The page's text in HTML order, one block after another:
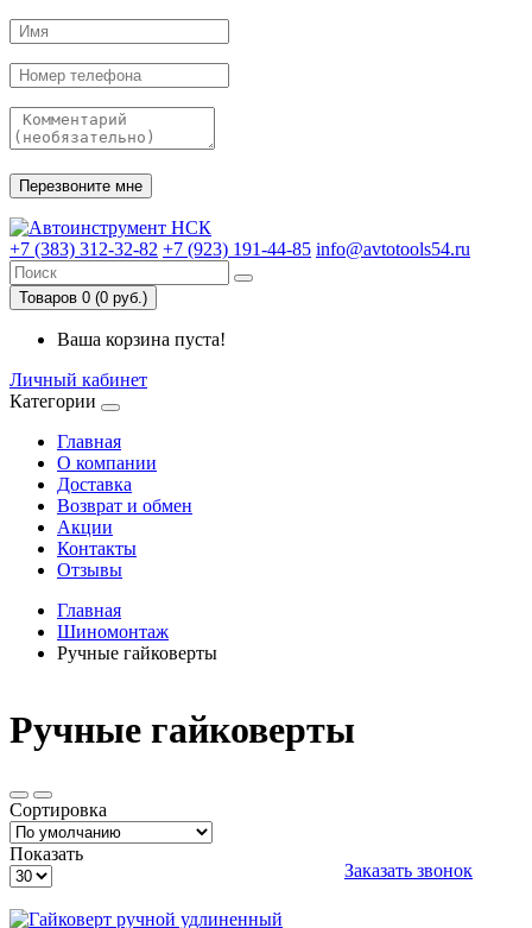
Заказать звонок
+7 (383) 312-32-82 +7 (923) 191-44-85 info@avtotools54.ru
Товаров 0 (0 руб.)
Ваша корзина пуста!
Личный кабинет
Категории
Главная
О компании
Доставка
Возврат и обмен
Акции
Контакты
Отзывы
Главная
Шиномонтаж
Ручные гайковерты
Ручные гайковерты
Сортировка
Показать